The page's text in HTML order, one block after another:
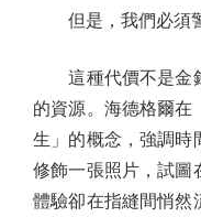
但是，我們必須警
這種代價不是金
的資源。海德格爾在
生」的概念，強調時
修飾一張照片，試圖
體驗卻在指縫間悄然